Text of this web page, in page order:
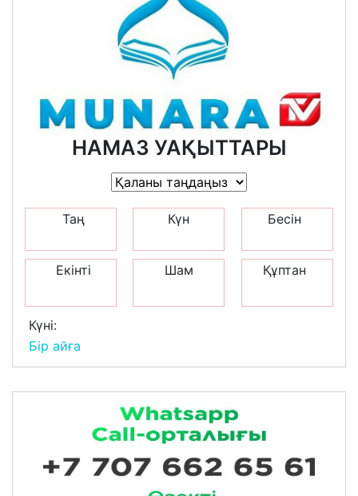
НАМАЗ УАҚЫТТАРЫ
Таң Күн Бесін
Екінті Шам Құптан
Күні:
Бір айға